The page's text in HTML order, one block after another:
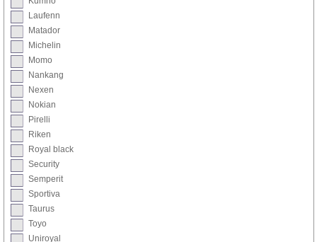
Laufenn
Matador
Michelin
Momo
Nankang
Nexen
Nokian
Pirelli
Riken
Royal black
Security
Semperit
Sportiva
Taurus
Toyo
Uniroyal